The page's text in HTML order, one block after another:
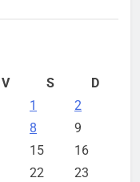
V S
D
1
2
8
9
15
16
22
23